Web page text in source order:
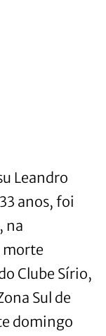
Leandro
anos, foi
na
morte
Clube Sírio,
Sul de
domingo